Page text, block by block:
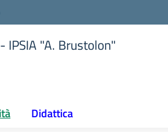
IPSIA "A. Brustolon"
Didattica